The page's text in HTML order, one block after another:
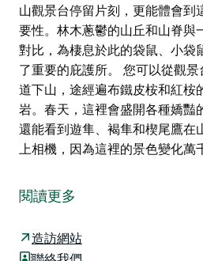
山觀景台停留片刻，更能體會到
要性。林木蔥鬱的山丘和山脊與
對比，為棲息於此的袋鼠、小袋
了重要的庇護所。 您可以從觀
道下山，途經遍布鐵皮桉和紅桉
岩。春天，這裡會盛開各種嬌豔
還能看到遊隼、褐隼和楔尾鷹在
上相機，因為這裡的景色變化萬
山觀景台停留片刻，更能體會到
要性。林木蔥鬱的山丘和山脊與
對比，為棲息於此的袋鼠、小袋
了重要的庇護所。
閱讀更多
造訪網站